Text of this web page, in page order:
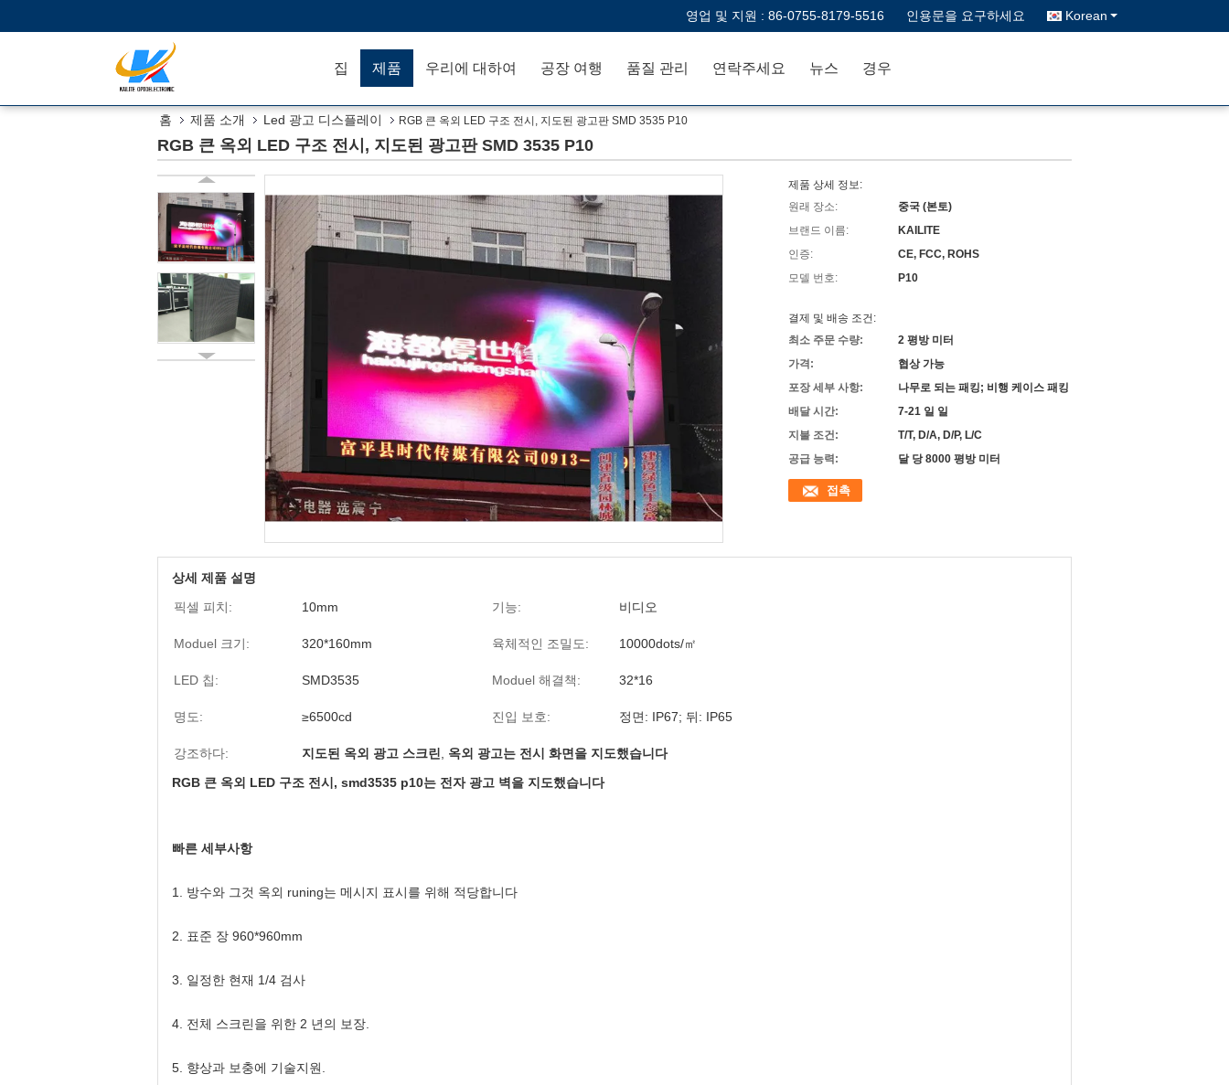
영업 및 지원 : 86-0755-8179-5516 인용문을 요구하세요 Korean
집 제품 우리에 대하여 공장 여행 품질 관리 연락주세요 뉴스 경우
홈 제품 소개 Led 광고 디스플레이 RGB 큰 옥외 LED 구조 전시, 지도된 광고판 SMD 3535 P10
RGB 큰 옥외 LED 구조 전시, 지도된 광고판 SMD 3535 P10
제품 상세 정보:
원래 장소:
중국 (본토)
브랜드 이름:
KAILITE
인증:
CE, FCC, ROHS
모델 번호:
P10
결제 및 배송 조건:
최소 주문 수량:
2 평방 미터
가격:
협상 가능
포장 세부 사항:
나무로 되는 패킹; 비행 케이스 패킹
배달 시간:
7-21 일 일
지불 조건:
T/T, D/A, D/P, L/C
공급 능력:
달 당 8000 평방 미터
접촉
상세 제품 설명
픽셀 피치:
10mm 기능: 비디오
Moduel 크기: 320*160mm 육체적인 조밀도: 10000dots/㎡
LED 칩: SMD3535 Moduel 해결책: 32*16
명도: ≥6500cd 진입 보호: 정면: IP67; 뒤: IP65
강조하다: 지도된 옥외 광고 스크린
옥외 광고는 전시 화면을 지도했습니다
RGB 큰 옥외 LED 구조 전시, smd3535 p10는 전자 광고 벽을 지도했습니다
빠른 세부사항
1. 방수와 그것 옥외 runing는 메시지 표시를 위해 적당합니다
2. 표준 장 960*960mm
3. 일정한 현재 1/4 검사
4. 전체 스크린을 위한 2 년의 보장.
5. 향상과 보충에 기술지원.